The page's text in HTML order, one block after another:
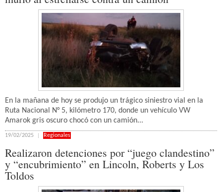
En la mañana de hoy se produjo un trágico siniestro vial en la
Ruta Nacional N° 5, kilómetro 170, donde un vehículo VW
Amarok gris oscuro chocó con un camión...
19/02/2025 Regionales
Realizaron detenciones por “juego clandestino”
y “encubrimiento” en Lincoln, Roberts y Los
Toldos